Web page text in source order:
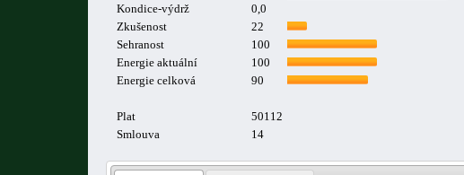
Kondice-výdrž
0,0
Zkušenost
22
Sehranost
100
Energie aktuální
100
Energie celková
90
Plat
50112
Smlouva
14